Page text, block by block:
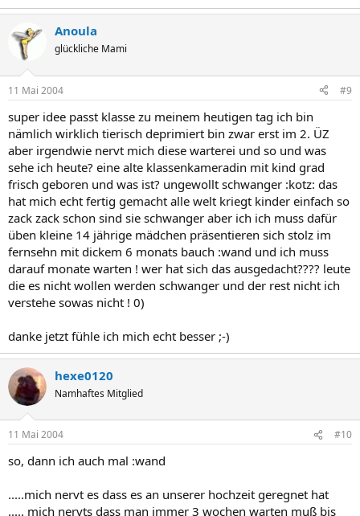
Anoula
glückliche Mami
11 Mai 2004 #9
super idee passt klasse zu meinem heutigen tag ich bin
nämlich wirklich tierisch deprimiert bin zwar erst im 2. ÜZ
aber irgendwie nervt mich diese warterei und so und was
sehe ich heute? eine alte klassenkameradin mit kind grad
frisch geboren und was ist? ungewollt schwanger :kotz: das
hat mich echt fertig gemacht alle welt kriegt kinder einfach so
zack zack schon sind sie schwanger aber ich ich muss dafür
üben kleine 14 jährige mädchen präsentieren sich stolz im
fernsehn mit dickem 6 monats bauch :wand und ich muss
darauf monate warten ! wer hat sich das ausgedacht???? leute
die es nicht wollen werden schwanger und der rest nicht ich
verstehe sowas nicht ! 0)
danke jetzt fühle ich mich echt besser ;-)
hexe0120
Namhaftes Mitglied
11 Mai 2004 #10
so, dann ich auch mal :wand
.....mich nervt es dass es an unserer hochzeit geregnet hat
..... mich nervts dass man immer 3 wochen warten muß bis